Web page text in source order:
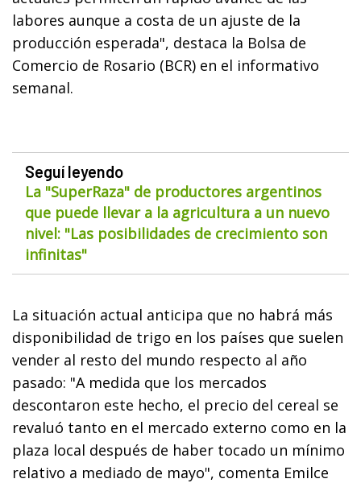
labores aunque a costa de un ajuste de la
producción esperada", destaca la Bolsa de
Comercio de Rosario (BCR) en el informativo
semanal.
Seguí leyendo
La "SuperRaza" de productores argentinos
que puede llevar a la agricultura a un nuevo
nivel: "Las posibilidades de crecimiento son
infinitas"
La situación actual anticipa que no habrá más
disponibilidad de trigo en los países que suelen
vender al resto del mundo respecto al año
pasado: "A medida que los mercados
descontaron este hecho, el precio del cereal se
revaluó tanto en el mercado externo como en la
plaza local después de haber tocado un mínimo
relativo a mediado de mayo", comenta Emilce